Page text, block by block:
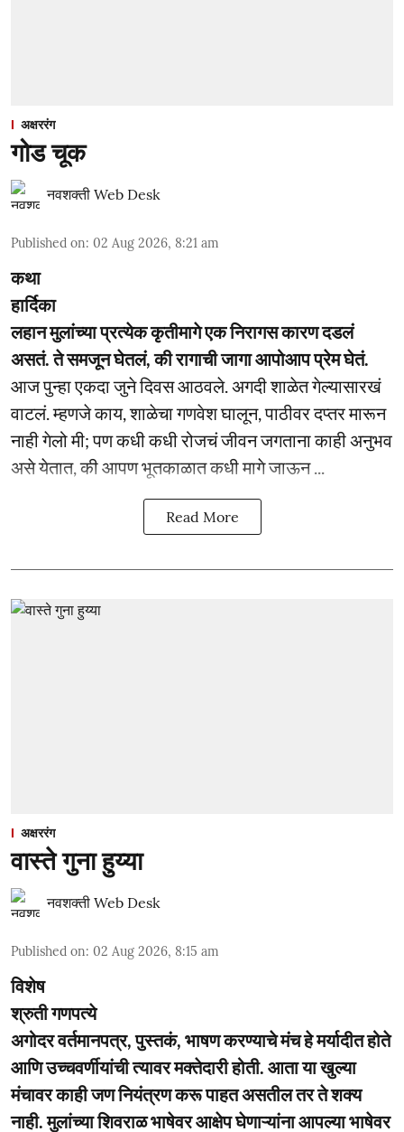
अक्षररंग
गोड चूक
नवशक्ती Web Desk
Published on: 02 Aug 2026, 8:21 am
कथा
हार्दिका
लहान मुलांच्या प्रत्येक कृतीमागे एक निरागस कारण दडलं
असतं. ते समजून घेतलं, की रागाची जागा आपोआप प्रेम घेतं.
आज पुन्हा एकदा जुने दिवस आठवले. अगदी शाळेत गेल्यासारखं
वाटलं. म्हणजे काय, शाळेचा गणवेश घालून, पाठीवर दप्तर मारून
नाही गेलो मी; पण कधी कधी रोजचं जीवन जगताना काही अनुभव
असे येतात, की आपण भूतकाळात कधी मागे जाऊन ...
Read More
अक्षररंग
वास्ते गुना हुय्या
नवशक्ती Web Desk
Published on: 02 Aug 2026, 8:15 am
विशेष
श्रुती गणपत्ये
अगोदर वर्तमानपत्र, पुस्तकं, भाषण करण्याचे मंच हे मर्यादीत होते
आणि उच्चवर्णीयांची त्यावर मक्तेदारी होती. आता या खुल्या
मंचावर काही जण नियंत्रण करू पाहत असतील तर ते शक्य
नाही. मुलांच्या शिवराळ भाषेवर आक्षेप घेणाऱ्यांना आपल्या भाषेवर